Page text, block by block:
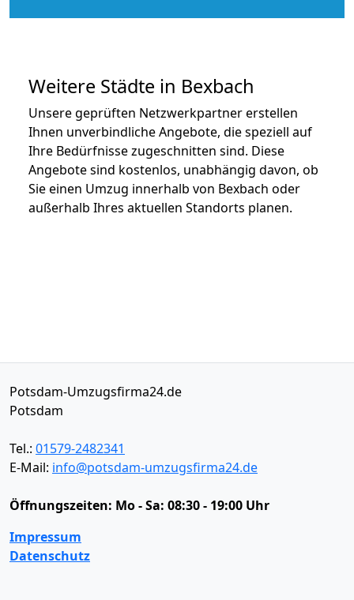
Weitere Städte in Bexbach
Unsere geprüften Netzwerkpartner erstellen
Ihnen unverbindliche Angebote, die speziell auf
Ihre Bedürfnisse zugeschnitten sind. Diese
Angebote sind kostenlos, unabhängig davon, ob
Sie einen Umzug innerhalb von Bexbach oder
außerhalb Ihres aktuellen Standorts planen.
Potsdam-Umzugsfirma24.de
Potsdam
Tel.: 01579-2482341
E-Mail: info@potsdam-umzugsfirma24.de
Öffnungszeiten: Mo - Sa: 08:30 - 19:00 Uhr
Impressum
Datenschutz